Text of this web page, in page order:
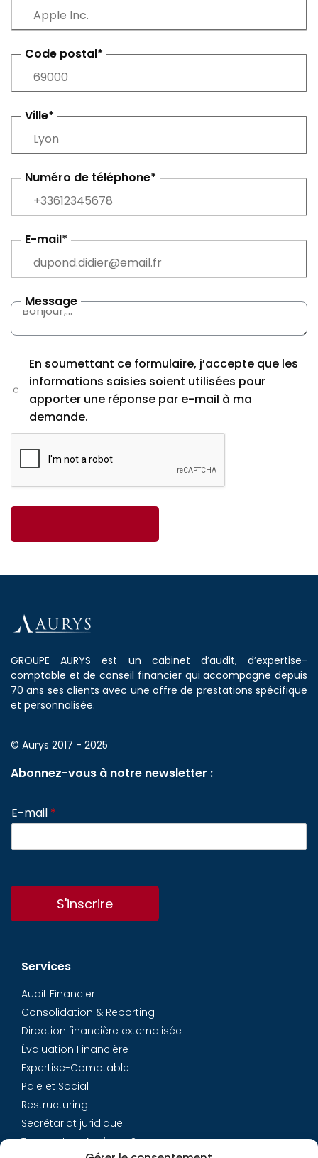
Code postal*
Ville*
Numéro de téléphone*
E-mail*
Message
En soumettant ce formulaire, j’accepte que les
informations saisies soient utilisées pour
apporter une réponse par e-mail à ma
demande.
GROUPE AURYS est un cabinet d’audit, d’expertise-
comptable et de conseil financier qui accompagne depuis
70 ans ses clients avec une offre de prestations spécifique
et personnalisée.
© Aurys 2017 - 2025
Abonnez-vous à notre newsletter :
E-mail *
S'inscrire
Services
Audit Financier
Consolidation & Reporting
Direction financière externalisée
Évaluation Financière
Expertise-Comptable
Paie et Social
Restructuring
Secrétariat juridique
Transaction Advisory Services